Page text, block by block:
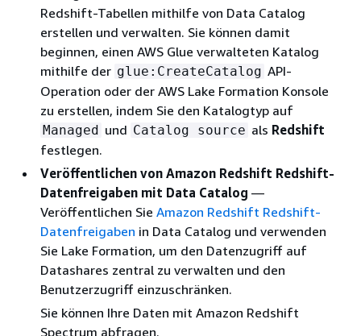
Redshift-Tabellen mithilfe von Data Catalog
erstellen und verwalten. Sie können damit
beginnen, einen AWS Glue verwalteten Katalog
mithilfe der glue:CreateCatalog API-
Operation oder der AWS Lake Formation Konsole
zu erstellen, indem Sie den Katalogtyp auf
Managed und Catalog source als Redshift
festlegen.
Veröffentlichen von Amazon Redshift Redshift-
Datenfreigaben mit Data Catalog —
Veröffentlichen Sie Amazon Redshift Redshift-
Datenfreigaben in Data Catalog und verwenden
Sie Lake Formation, um den Datenzugriff auf
Datashares zentral zu verwalten und den
Benutzerzugriff einzuschränken.
Sie können Ihre Daten mit Amazon Redshift
Spectrum abfragen.